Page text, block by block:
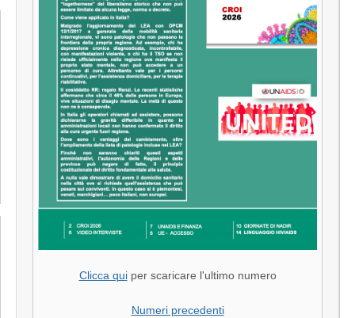
Clicca quiper scaricare l'ultimo numero
Numeri precedenti